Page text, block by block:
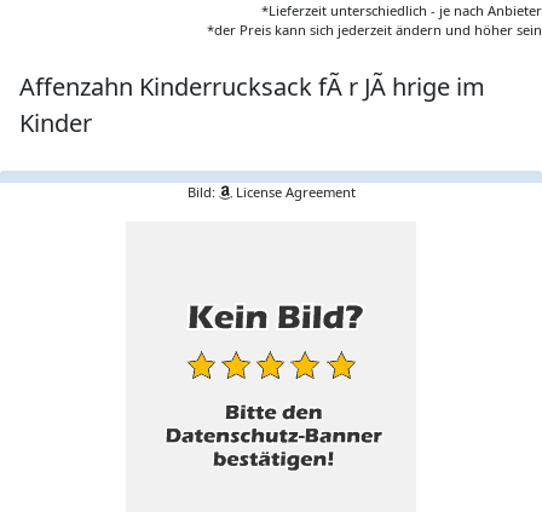
*Lieferzeit unterschiedlich - je nach Anbieter
*der Preis kann sich jederzeit ändern und höher sein
Affenzahn Kinderrucksack fÃ r JÃ hrige im
Kinder
Bild: License Agreement